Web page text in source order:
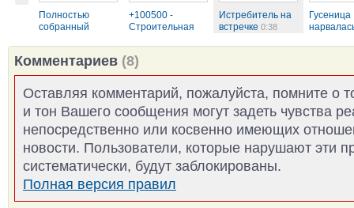
Полностью
собранный
+100500 -
Строительная
Истребитель на
встречке 0:38
Гусеница
Комментариев (8)
Оставляя комментарий, пожалуйста, помните о
и тон Вашего сообщения могут задеть чувства
непосредственно или косвенно имеющих
новости. Пользователи, которые нарушают эти
систематически, будут заблокированы.
Полная версия правил